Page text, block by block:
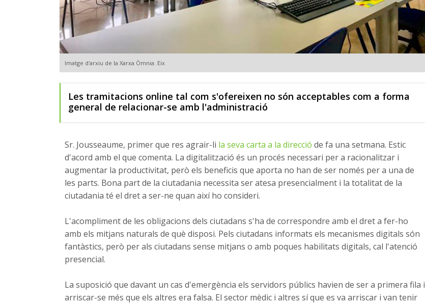
Imatge d'arxiu de la Xarxa Òmnia. Eix
Les tramitacions online tal com s'ofereixen no són acceptables com a forma
general de relacionar-se amb l'administració
Sr. Jousseaume, primer que res agrair-li la seva carta a la direcció de fa una setmana. Estic
d'acord amb el que comenta. La digitalització és un procés necessari per a racionalitzar i
augmentar la productivitat, però els beneficis que aporta no han de ser només per a una de
les parts. Bona part de la ciutadania necessita ser atesa presencialment i la totalitat de la
ciutadania té el dret a ser-ne quan així ho consideri.
L'acompliment de les obligacions dels ciutadans s'ha de correspondre amb el dret a fer-ho
amb els mitjans naturals de què disposi. Pels ciutadans informats els mecanismes digitals són
fantàstics, però per als ciutadans sense mitjans o amb poques habilitats digitals, cal l'atenció
presencial.
La suposició que davant un cas d'emergència els servidors públics havien de ser a primera fila i
arriscar-se més que els altres era falsa. El sector mèdic i altres sí que es va arriscar i van tenir